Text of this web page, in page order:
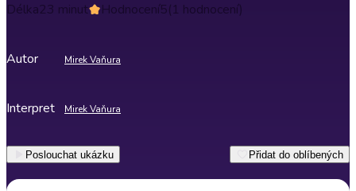
Délka23 minut Hodnocení5(1 hodnocení)
Autor Mirek Vaňura
Interpret Mirek Vaňura
Poslouchat ukázku Přidat do oblíbených